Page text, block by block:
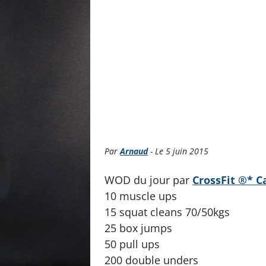
ParArnaud- Le 5 juin 2015
WOD du jour par CrossFit ®*
10 muscle ups
15 squat cleans 70/50kgs
25 box jumps
50 pull ups
200 double unders